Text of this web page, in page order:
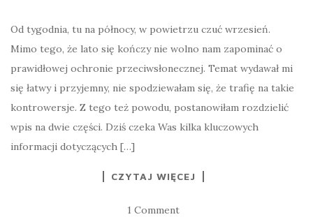
Od tygodnia, tu na północy, w powietrzu czuć wrzesień.
Mimo tego, że lato się kończy nie wolno nam zapominać o
prawidłowej ochronie przeciwsłonecznej. Temat wydawał mi
się łatwy i przyjemny, nie spodziewałam się, że trafię na takie
kontrowersje. Z tego też powodu, postanowiłam rozdzielić
wpis na dwie części. Dziś czeka Was kilka kluczowych
informacji dotyczących […]
CZYTAJ WIĘCEJ
1 Comment